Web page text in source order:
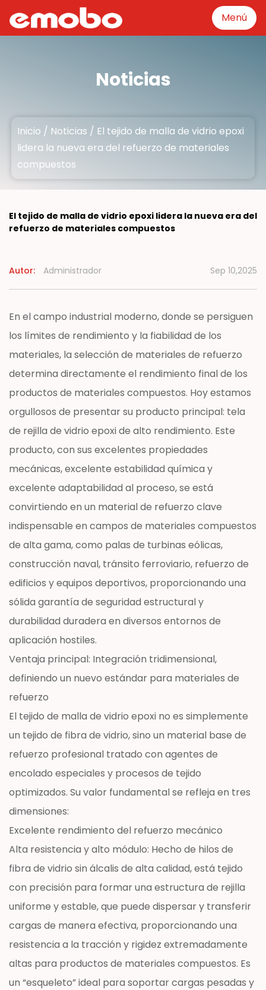
Menú
Maquinaria
Fabricación
Noticias
Contacto
Noticias
Inicio / Noticias / El tejido de malla de vidrio epoxi
lidera la nueva era del refuerzo de materiales
compuestos
El tejido de malla de vidrio epoxi lidera la nueva era del
refuerzo de materiales compuestos
Autor: Administrador Sep 10,2025
En el campo industrial moderno, donde se persiguen
los límites de rendimiento y la fiabilidad de los
materiales, la selección de materiales de refuerzo
determina directamente el rendimiento final de los
productos de materiales compuestos. Hoy estamos
orgullosos de presentar su producto principal: tela
de rejilla de vidrio epoxi de alto rendimiento. Este
producto, con sus excelentes propiedades
mecánicas, excelente estabilidad química y
excelente adaptabilidad al proceso, se está
convirtiendo en un material de refuerzo clave
indispensable en campos de materiales compuestos
de alta gama, como palas de turbinas eólicas,
construcción naval, tránsito ferroviario, refuerzo de
edificios y equipos deportivos, proporcionando una
sólida garantía de seguridad estructural y
durabilidad duradera en diversos entornos de
aplicación hostiles.
Ventaja principal: Integración tridimensional,
definiendo un nuevo estándar para materiales de
refuerzo
El tejido de malla de vidrio epoxi no es simplemente
un tejido de fibra de vidrio, sino un material base de
refuerzo profesional tratado con agentes de
encolado especiales y procesos de tejido
optimizados. Su valor fundamental se refleja en tres
dimensiones:
Excelente rendimiento del refuerzo mecánico
Alta resistencia y alto módulo: Hecho de hilos de
fibra de vidrio sin álcalis de alta calidad, está tejido
con precisión para formar una estructura de rejilla
uniforme y estable, que puede dispersar y transferir
cargas de manera efectiva, proporcionando una
resistencia a la tracción y rigidez extremadamente
altas para productos de materiales compuestos. Es
un “esqueleto” ideal para soportar cargas pesadas y